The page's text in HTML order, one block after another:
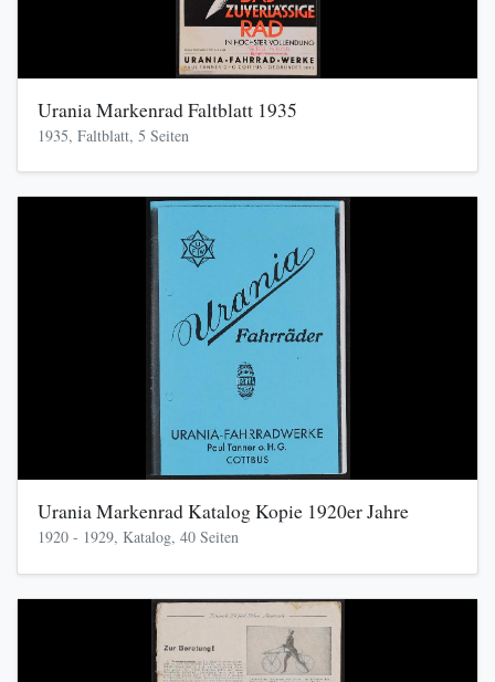
Urania Markenrad Faltblatt 1935
1935, Faltblatt, 5 Seiten
Urania Markenrad Katalog Kopie 1920er Jahre
1920 - 1929, Katalog, 40 Seiten